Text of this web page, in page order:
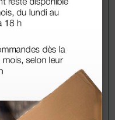
más
los colegas que ya